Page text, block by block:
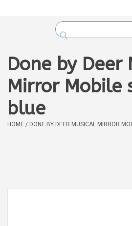
Verzorging
Boekjes
Done by Deer
Mirror Mobile
blue
HOME / DONE BY DEER MUSICAL MIRROR